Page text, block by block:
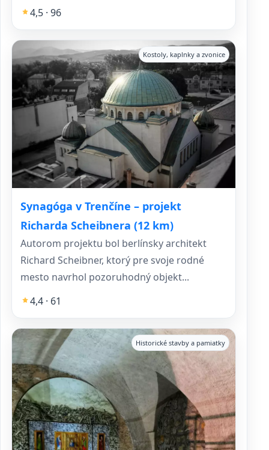
4,5 · 96
Synagóga v Trenčíne – projekt
Richarda Scheibnera (12 km)
Kostoly, kaplnky a zvonice
Autorom projektu bol berlínsky architekt
Richard Scheibner, ktorý pre svoje rodné
mesto navrhol pozoruhodný objekt...
4,4 · 61
Historické stavby a pamiatky